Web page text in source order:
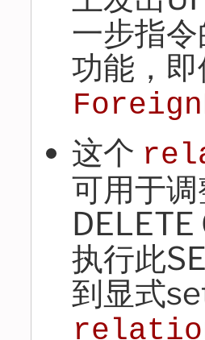
一步指
功能，
这个
可用于
执行此
到显式